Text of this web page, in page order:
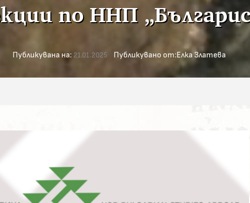
по ННП
Публикувана на: 21.01.2025 Публикувано от:Елка Златева